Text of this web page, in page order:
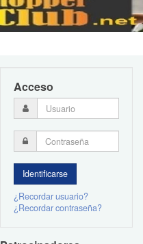
Acceso
¿Recordar usuario?
¿Recordar contraseña?